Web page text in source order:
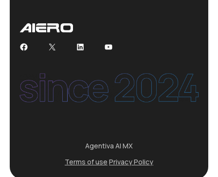
Facebook
X LinkedInYouTube
Agentiva AI MX
Terms of use Privacy Policy